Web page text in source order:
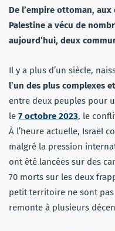
De l’empire ottoman,
Palestine a vécu de
aujourd’hui, deux
Il y a plus d’un siècle,
l’un des plus complexes
entre deux peuples pour
le 7 octobre 2023, le
À l’heure actuelle, Israël
malgré la pression
ont été lancées sur des
70 morts sur les deux
petit territoire ne sont
remonte à plusieurs